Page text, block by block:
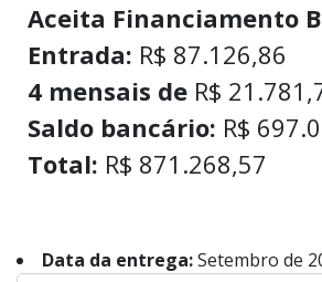
Aceita Financiamento
Entrada: R$ 87.126,86
4 mensais de R$
Saldo bancário: R$
Total: R$ 871.268,57
Data da entrega:Setembro de